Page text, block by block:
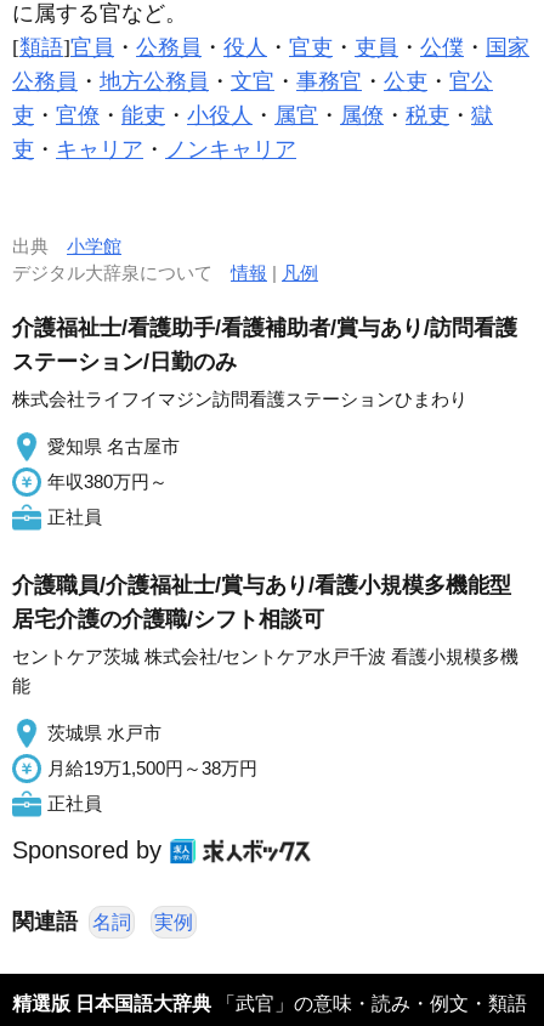
に属する官など。
[類語]官員 ・ 公務員 ・ 役人 ・ 官吏 ・ 吏員 ・ 公僕 ・ 国家
公務員 ・ 地方公務員 ・ 文官 ・ 事務官 ・ 公吏 ・ 官公
吏 ・ 官僚 ・ 能吏 ・ 小役人 ・ 属官 ・ 属僚 ・ 税吏 ・ 獄
吏 ・ キャリア ・ ノンキャリア
出典 小学館
デジタル大辞泉について情報 | 凡例
介護福祉士/看護助手/看護補助者/賞与あり/訪問看護
ステーション/日勤のみ
株式会社ライフイマジン訪問看護ステーションひまわり
愛知県 名古屋市
年収380万円～
正社員
介護職員/介護福祉士/賞与あり/看護小規模多機能型
居宅介護の介護職/シフト相談可
セントケア茨城 株式会社/セントケア水戸千波 看護小規模多機
能
茨城県 水戸市
月給19万1,500円～38万円
正社員
Sponsored by
関連語 名詞 実例
精選版 日本国語大辞典 「武官」の意味・読み・例文・類語